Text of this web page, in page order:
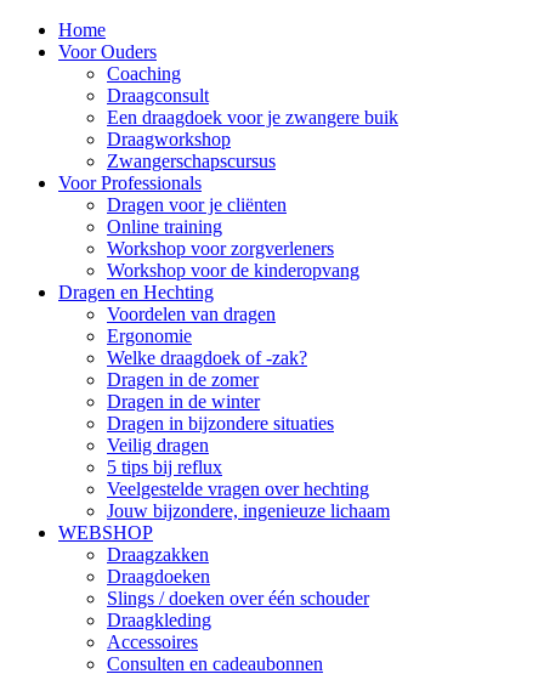
Home
Voor Ouders
Coaching
Draagconsult
Een draagdoek voor je zwangere buik
Draagworkshop
Zwangerschapscursus
Voor Professionals
Dragen voor je cliënten
Online training
Workshop voor zorgverleners
Workshop voor de kinderopvang
Dragen en Hechting
Voordelen van dragen
Ergonomie
Welke draagdoek of -zak?
Dragen in de zomer
Dragen in de winter
Dragen in bijzondere situaties
Veilig dragen
5 tips bij reflux
Veelgestelde vragen over hechting
Jouw bijzondere, ingenieuze lichaam
WEBSHOP
Draagzakken
Draagdoeken
Slings / doeken over één schouder
Draagkleding
Accessoires
Consulten en cadeaubonnen